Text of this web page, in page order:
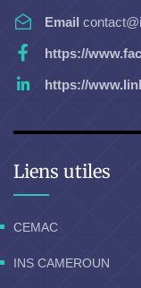
Email
https://
https://
Liens utiles
CEMAC
INS CAMEROUN